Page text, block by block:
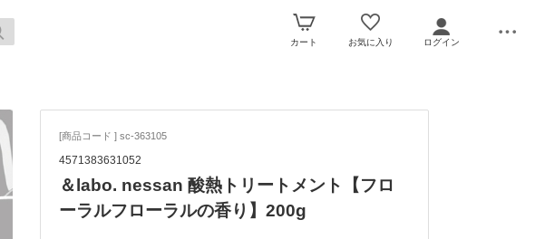
カート お気に入り ログイン
[商品コード ] sc-363105
4571383631052
＆labo. nessan 酸熱トリートメント【フロ
ーラルフローラルの香り】200g